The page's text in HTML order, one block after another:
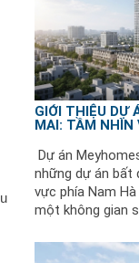
GIỚI THIỆU DỰ
MAI: TẦM NHÌN
Dự án
những dự án bất
vực phía Nam
một không gian